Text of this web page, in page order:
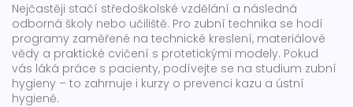
Nejčastěji stačí středoškolské vzdělání a následná
odborná školy nebo učiliště. Pro zubní technika se hodí
programy zaměřené na technické kreslení, materiálové
vědy a praktické cvičení s protetickými modely. Pokud
vás láká práce s pacienty, podívejte se na studium zubní
hygieny – to zahrnuje i kurzy o prevenci kazu a ústní
hygieně.